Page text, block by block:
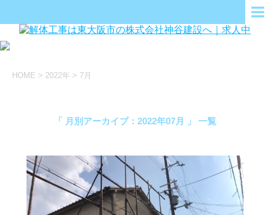
HOME > 2022年 > 7月
「 月別アーカイブ：2022年07月 」 一覧